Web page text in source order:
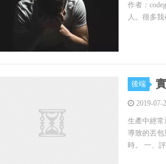
作者：
人。很多
後端
2019-07-
生產中經
導致的丟
時。 一、